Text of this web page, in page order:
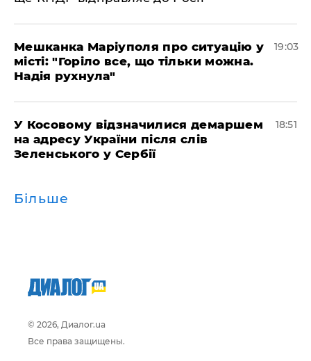
Мешканка Маріуполя про ситуацію у
місті: "Горіло все, що тільки можна.
Надія рухнула"
19:03
У Косовому відзначилися демаршем
на адресу України після слів
Зеленського у Сербії
18:51
Більше
© 2026, Диалог.ua
Все права защищены.